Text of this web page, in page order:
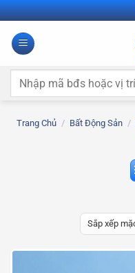
Bỏ
qua
nội
Tìm
Trang Chủ / Bất Động Sản /